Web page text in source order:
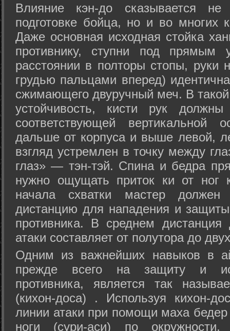
Влияние кэн-до сказывается не
подготовке бойца, но и во многих
Даже основная исходная стойка
противнику, ступни под прямым
расстоянии в полторы стопы, руки
грудью пальцами вперед)
сжимающего двуручный меч. В
устойчивость, кисти рук
соответствующей
дальше от корпуса и выше левой,
взгляд устремлен в точку между
глаз» — тэн-тэй. Спина и бедра
нужно ощущать приток ки от
начала схватки мастер должен
дистанцию для нападения и
противника. В среднем
атаки составляет от полутора до
Одним из важнейших навыков в
прежде всего на защиту и
противника, является так
(кихон-доса) . Используя кихон-
линии атаки при помощи маха
ноги (сури-аси) по